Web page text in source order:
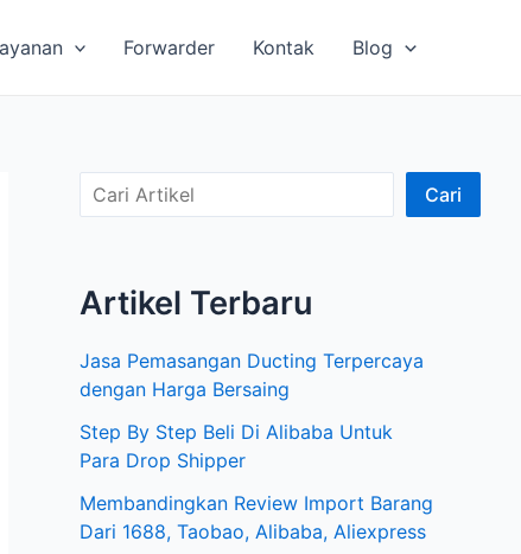
Forwarder Kontak Blog
i
r
i
k
e
Cari
Artikel Terbaru
Jasa Pemasangan Ducting Terpercaya
dengan Harga Bersaing
Step By Step Beli Di Alibaba Untuk
Para Drop Shipper
Membandingkan Review Import Barang
Dari 1688, Taobao, Alibaba, Aliexpress